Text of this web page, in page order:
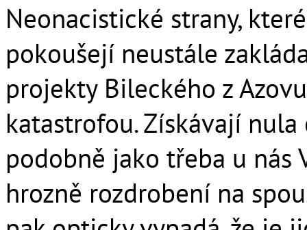
Neonacistické strany,
pokoušejí neustále
projekty Bileckého z
katastrofou. Získávají
podobně jako třeba u nás
hrozně rozdrobení na